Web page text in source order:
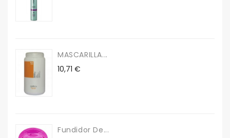
MASCARILLA...
Precio
10,71 €
Fundidor De...